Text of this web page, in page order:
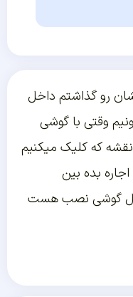
رو گذاشتم داخل
وقتی با گوشی
نقشه که کلیک میکنیم
بده بین
گوشی نصب هست